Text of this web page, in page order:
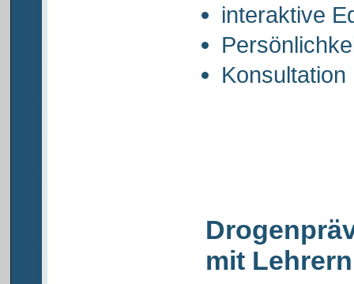
interaktive
mit Lehrern